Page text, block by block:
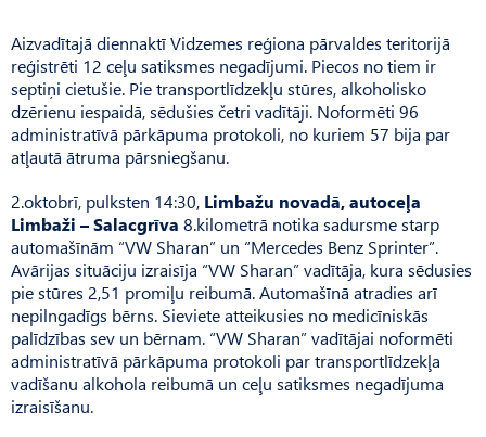
Aizvadītajā diennaktī Vidzemes reģiona pārvaldes teritorijā
reģistrēti 12 ceļu satiksmes negadījumi. Piecos no tiem ir
septiņi cietušie. Pie transportlīdzekļu stūres, alkoholisko
dzērienu iespaidā, sēdušies četri vadītāji. Noformēti 96
administratīvā pārkāpuma protokoli, no kuriem 57 bija par
atļautā ātruma pārsniegšanu.
2.oktobrī, pulksten 14:30, Limbažu novadā, autoceļa
Limbaži – Salacgrīva 8.kilometrā notika sadursme starp
automašīnām “VW Sharan” un “Mercedes Benz Sprinter”.
Avārijas situāciju izraisīja “VW Sharan” vadītāja, kura sēdusies
pie stūres 2,51 promiļu reibumā. Automašīnā atradies arī
nepilngadīgs bērns. Sieviete atteikusies no medicīniskās
palīdzības sev un bērnam. “VW Sharan” vadītājai noformēti
administratīvā pārkāpuma protokoli par transportlīdzekļa
vadīšanu alkohola reibumā un ceļu satiksmes negadījuma
izraisīšanu.